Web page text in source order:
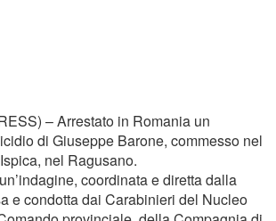
– Arrestato in Romania un
di Giuseppe Barone, commesso nel
nel Ragusano.
coordinata e diretta dalla
e condotta dai Carabinieri del Nucleo